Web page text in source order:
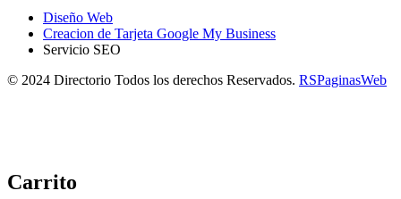
Diseño Web
Creacion de Tarjeta Google My Business
Servicio SEO
© 2024 Directorio Todos los derechos Reservados. RSPaginasWeb
Carrito